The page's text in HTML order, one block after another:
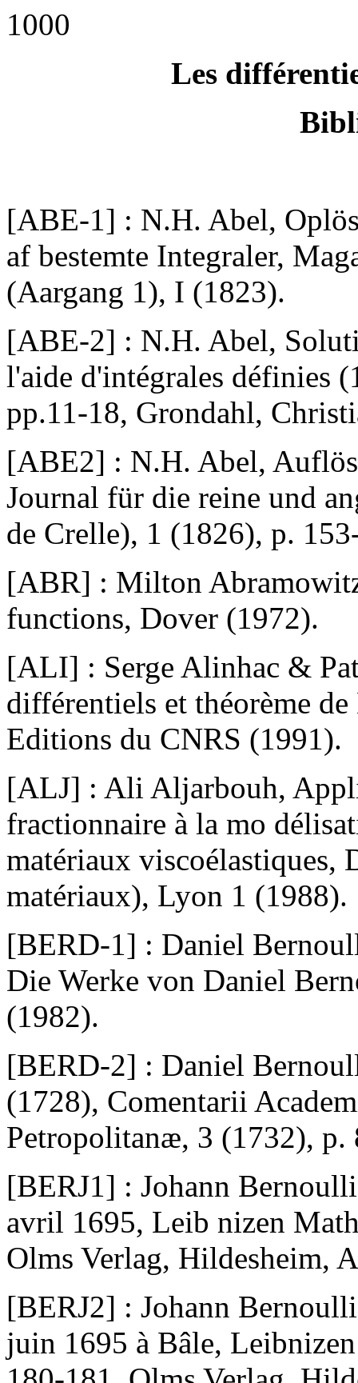
1000
Les
[ABE-1] : N.H. Abel,
af bestemte Integraler,
(Aargang 1), I (1823).
[ABE-2] : N.H. Abel,
l'aide d'intégrales définies
pp.11-18, Grondahl,
[ABE2] : N.H. Abel,
Journal für die reine und
de Crelle), 1 (1826), p.
[ABR] : Milton
functions, Dover (1972).
[ALI] : Serge Alinhac &
différentiels et théorème
Editions du CNRS (1991).
[ALJ] : Ali Aljarbouh,
fractionnaire à la mo
matériaux viscoélastiques,
matériaux), Lyon 1 (1988).
[BERD-1] : Daniel
Die Werke von Daniel
(1982).
[BERD-2] : Daniel
(1728), Comentarii
Petropolitanæ, 3 (1732), p.
[BERJ1] : Johann
avril 1695, Leib nizen
Olms Verlag, Hildesheim,
[BERJ2] : Johann
juin 1695 à Bâle,